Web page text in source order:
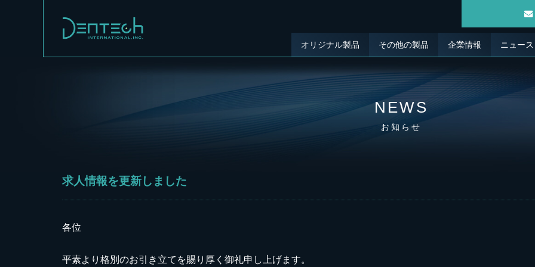
オリジナル製品 その他の製品 企業情報 ニュース
NEWS
お知らせ
求人情報を更新しました
各位
平素より格別のお引き立てを賜り厚く御礼申し上げます。